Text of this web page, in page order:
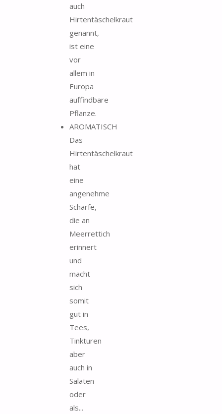
auch
Hirtentäschelkraut
genannt,
ist eine
vor
allem in
Europa
auffindbare
Pflanze.
AROMATISCH
Das
Hirtentäschelkraut
hat
eine
angenehme
Schärfe,
die an
Meerrettich
erinnert
und
macht
sich
somit
gut in
Tees,
Tinkturen
aber
auch in
Salaten
oder
als...